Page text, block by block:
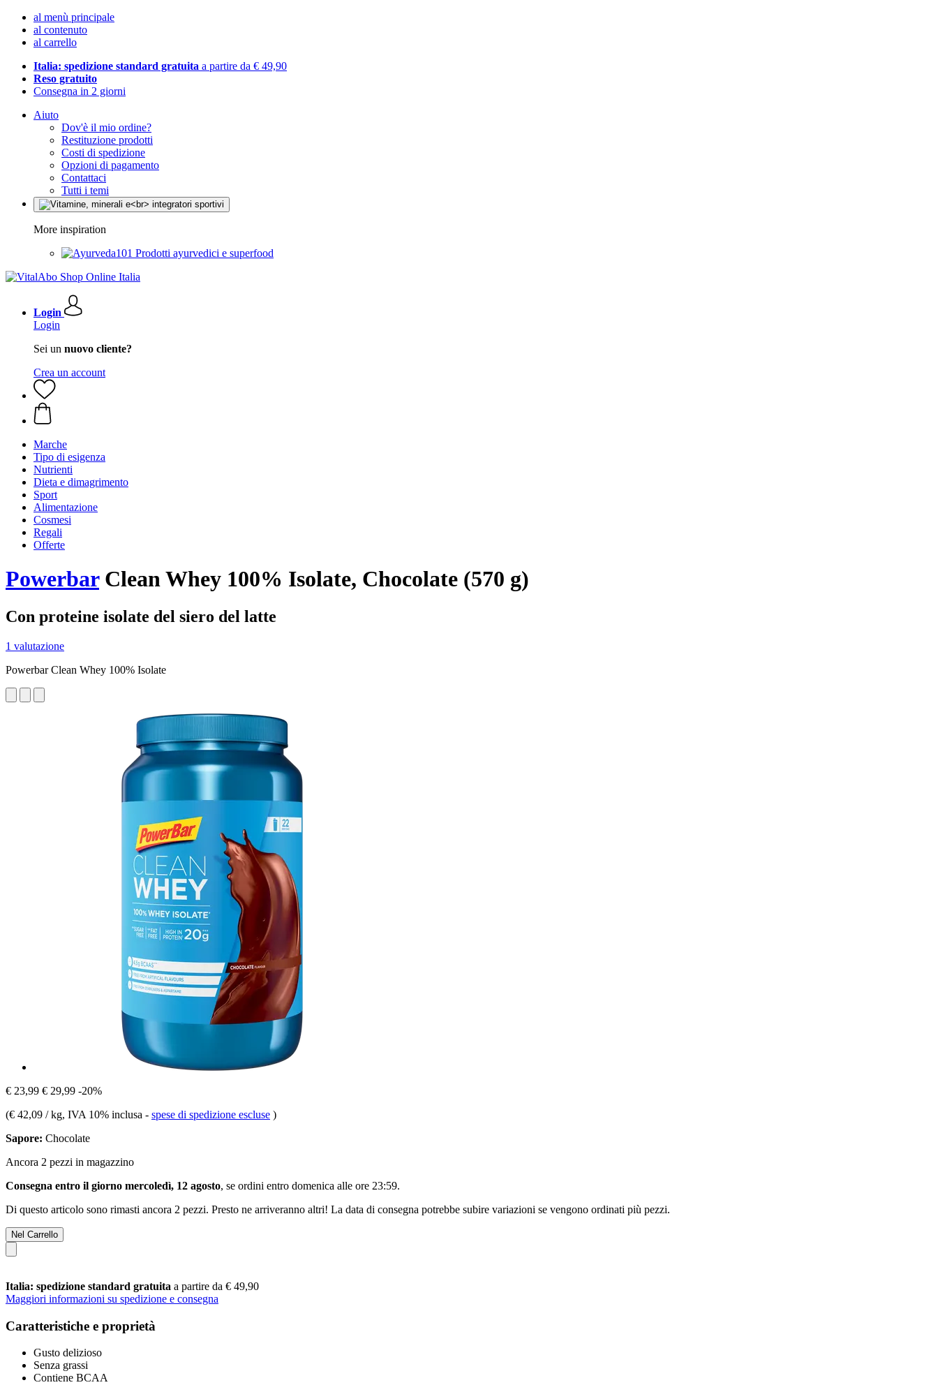
al menù principale
al contenuto
al carrello
Italia: spedizione standard gratuita a partire da € 49,90
Reso gratuito
Consegna in 2 giorni
Aiuto
Dov'è il mio ordine?
Restituzione prodotti
Costi di spedizione
Opzioni di pagamento
Contattaci
Tutti i temi
More inspiration
Prodotti ayurvedici e superfood
Login
Login
Sei un nuovo cliente?
Crea un account
Marche
Tipo di esigenza
Nutrienti
Dieta e dimagrimento
Sport
Alimentazione
Cosmesi
Regali
Offerte
PowerbarClean Whey 100% Isolate, Chocolate (570 g)
Con proteine isolate del siero del latte
1 valutazione
Powerbar Clean Whey 100% Isolate
€ 23,99 € 29,99 -20%
(€ 42,09 / kg, IVA 10% inclusa - spese di spedizione escluse )
Sapore: Chocolate
Ancora 2 pezzi in magazzino
Consegna entro il giorno mercoledì, 12 agosto, se ordini entro domenica alle ore 23:59.
Di questo articolo sono rimasti ancora 2 pezzi. Presto ne arriveranno altri! La data di consegna potrebbe subire variazioni se vengono ordinati più pezzi.
Nel Carrello
Italia: spedizione standard gratuita a partire da € 49,90
Maggiori informazioni su spedizione e consegna
Caratteristiche e proprietà
Gusto delizioso
Senza grassi
Contiene BCAA